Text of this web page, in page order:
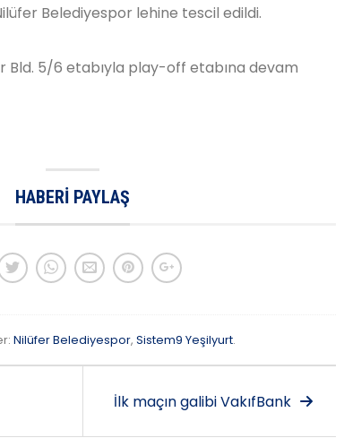
Belediyespor lehine tescil edildi.
Bld. 5/6 etabıyla play-off etabına devam
HABERI PAYLAŞ
Nilüfer Belediyespor, Sistem9 Yeşilyurt.
İlk maçın galibi VakıfBank